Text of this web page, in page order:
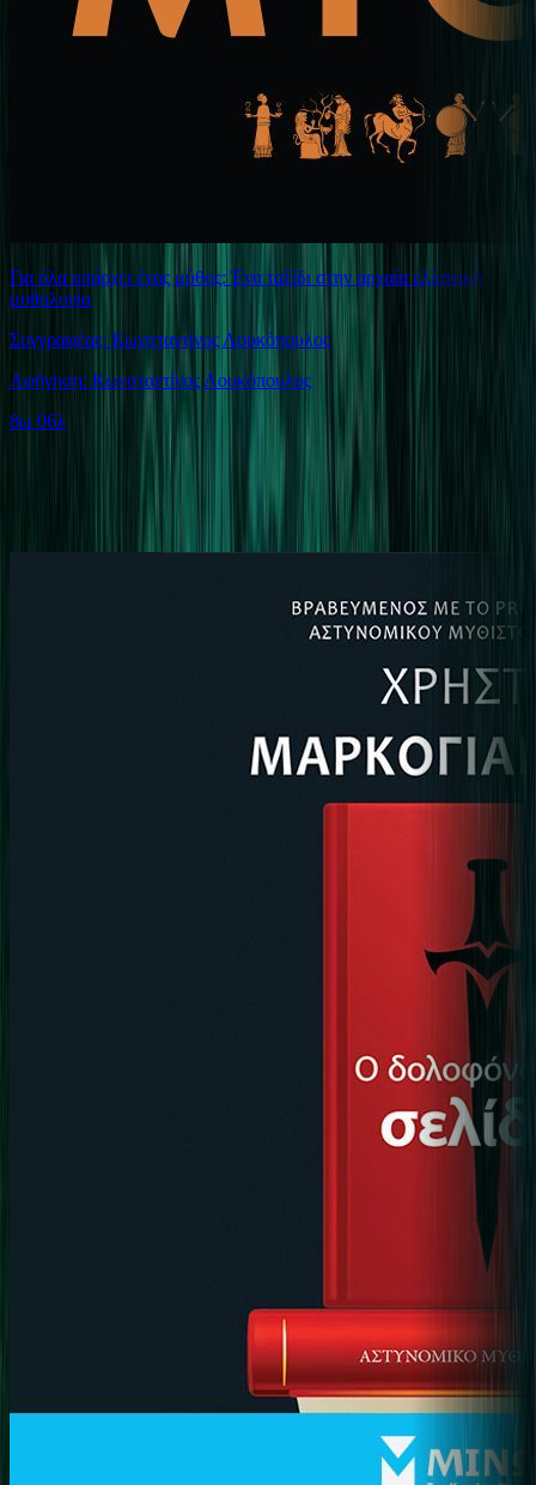
Για όλα υπάρχει ένας μύθος: Ένα ταξίδι στην αρχαία ελληνική
μυθολογία
Συγγραφέας: Κωνσταντίνος Λουκόπουλος
Αφήγηση: Κωνσταντίνος Λουκόπουλος
8ω 06λ